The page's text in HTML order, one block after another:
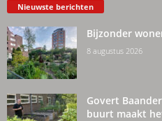
Nieuwste berichten
Bijzonder
8 augustus 2026
Govert
buurt maakt